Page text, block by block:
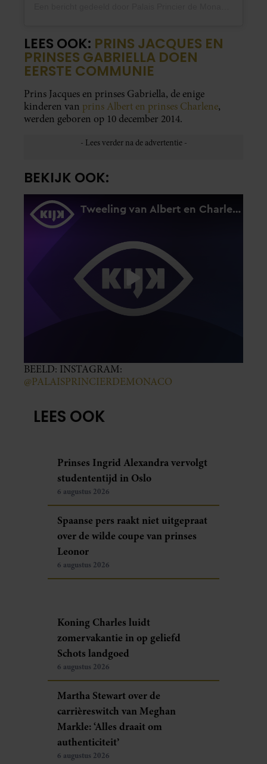
LEES OOK: PRINS JACQUES EN
PRINSES GABRIELLA DOEN
EERSTE COMMUNIE
Prins Jacques en prinses Gabriella, de enige
kinderen van prins Albert en prinses Charlene,
werden geboren op 10 december 2014.
BEKIJK OOK:
BEELD: INSTAGRAM:
@PALAISPRINCIERDEMONACO
LEES OOK
Prinses Ingrid Alexandra vervolgt
studententijd in Oslo
6 augustus 2026
Spaanse pers raakt niet uitgepraat
over de wilde coupe van prinses
Leonor
6 augustus 2026
Koning Charles luidt
zomervakantie in op geliefd
Schots landgoed
6 augustus 2026
Martha Stewart over de
carrièreswitch van Meghan
Markle: ‘Alles draait om
authenticiteit’
6 augustus 2026